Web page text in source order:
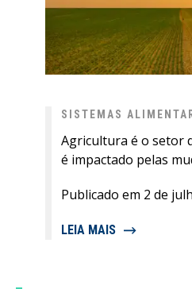
SISTEMAS
Agricultura é o setor
é impactado pelas
Publicado em 2 de
LEIA MAIS